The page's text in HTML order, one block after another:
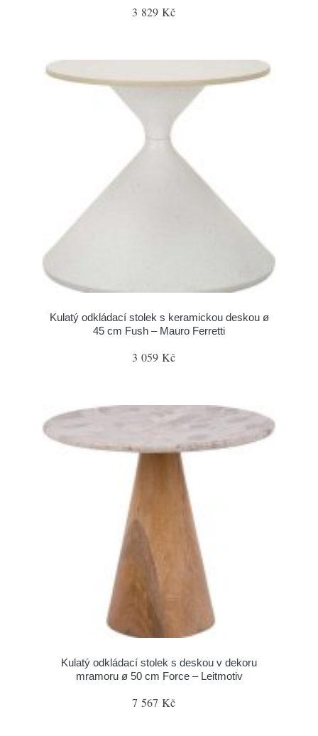
3 829 Kč
Kulatý odkládací stolek s keramickou deskou ø
45 cm Fush – Mauro Ferretti
3 059 Kč
Kulatý odkládací stolek s deskou v dekoru
mramoru ø 50 cm Force – Leitmotiv
7 567 Kč